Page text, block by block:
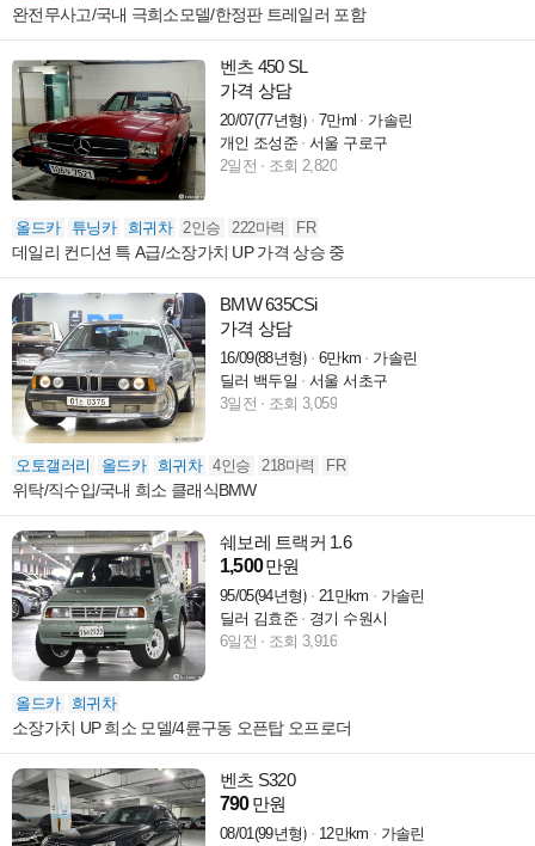
완전무사고/국내 극희소모델/한정판 트레일러 포함
벤츠 450 SL
가격 상담
20/07(77년형) 7만ml
가솔린
개인 조성준
서울 구로구
2일전
조회 2,820
올드카 튜닝카 희귀차 2인승 222마력 FR
데일리 컨디션 특 A급/소장가치 UP 가격 상승 중
BMW 635CSi
가격 상담
16/09(88년형) 6만km
가솔린
딜러 백두일
서울 서초구
3일전
조회 3,059
오토갤러리 올드카 희귀차 4인승 218마력 FR
위탁/직수입/국내 희소 클래식BMW
쉐보레 트랙커 1.6
1,500만원
95/05(94년형) 21만km
가솔린
딜러 김효준
경기 수원시
6일전
조회 3,916
올드카 희귀차
소장가치 UP 희소 모델/4륜구동 오픈탑 오프로더
벤츠 S320
790만원
08/01(99년형) 12만km
가솔린